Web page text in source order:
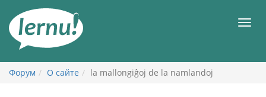
содержанию
Форум О сайте la mallongiĝoj de la namlandoj